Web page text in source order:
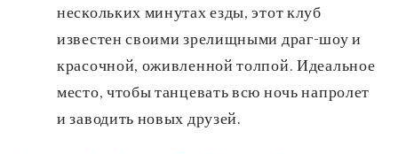
нескольких минутах езды, этот клуб
известен своими зрелищными драг-шоу и
красочной, оживленной толпой. Идеальное
место, чтобы танцевать всю ночь напролет
и заводить новых друзей.